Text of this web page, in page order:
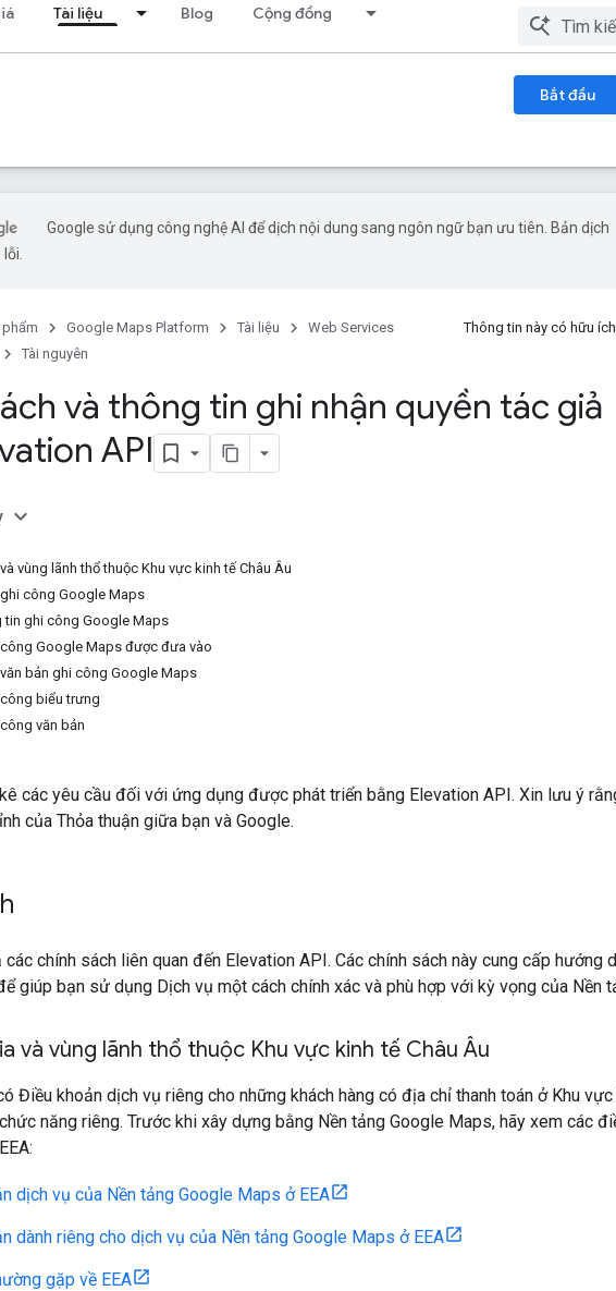
Tài liệu Blog Cộng đồng
Bắt đầu
Google sử dụng công nghệ AI để dịch nội dung sang ngôn ngữ bạn ưu tiên. Bản dịch
phẩm Google Maps Platform Tài liệu
Web Services
Tài nguyên
Thông tin này có hữu
và thông tin ghi nhận quyền tác giả
API
và vùng lãnh thổ thuộc Khu vực kinh tế Châu Âu
ghi công Google Maps
tin ghi công Google Maps
công Google Maps được đưa vào
văn bản ghi công Google Maps
công biểu trưng
văn bản
kê các yêu cầu đối với ứng dụng được phát triển bằng Elevation API. Xin lưu ý
của Thỏa thuận giữa bạn và Google.
các chính sách liên quan đến Elevation API. Các chính sách này cung cấp hướng
để giúp bạn sử dụng Dịch vụ một cách chính xác và phù hợp với kỳ vọng của Nền
và vùng lãnh thổ thuộc Khu vực kinh tế Châu Âu
Điều khoản dịch vụ riêng cho những khách hàng có địa chỉ thanh toán ở Khu vực
chức năng riêng. Trước khi xây dựng bằng Nền tảng Google Maps, hãy xem các
dịch vụ của Nền tảng Google Maps ở EEA
dành riêng cho dịch vụ của Nền tảng Google Maps ở EEA
gặp về EEA